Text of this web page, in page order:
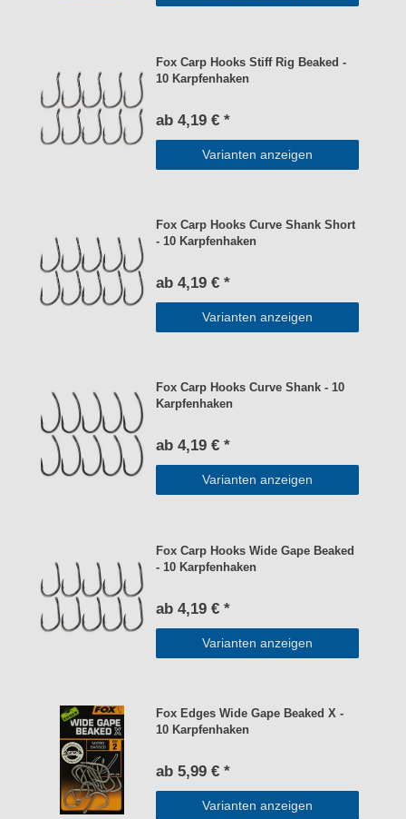
Fox Carp Hooks Stiff Rig Beaked -
10 Karpfenhaken
ab 4,19 € *
Varianten anzeigen
Fox Carp Hooks Curve Shank Short
- 10 Karpfenhaken
ab 4,19 € *
Varianten anzeigen
Fox Carp Hooks Curve Shank - 10
Karpfenhaken
ab 4,19 € *
Varianten anzeigen
Fox Carp Hooks Wide Gape Beaked
- 10 Karpfenhaken
ab 4,19 € *
Varianten anzeigen
Fox Edges Wide Gape Beaked X -
10 Karpfenhaken
ab 5,99 € *
Varianten anzeigen